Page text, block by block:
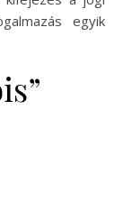
egyik